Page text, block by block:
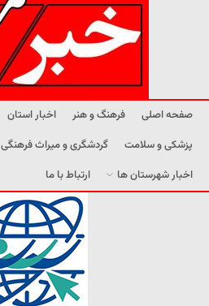
صفحه اصلی فرهنگ و هنر اخبار استان
پزشکی و سلامت
گردشگری و میراث فرهنگی
اخبار شهرستان ها
ارتباط با ما